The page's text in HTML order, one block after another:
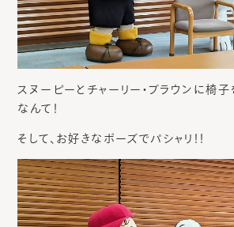
スヌーピーとチャーリー・ブラウンに椅
なんて！
そして、お好きなポーズでパシャリ！！